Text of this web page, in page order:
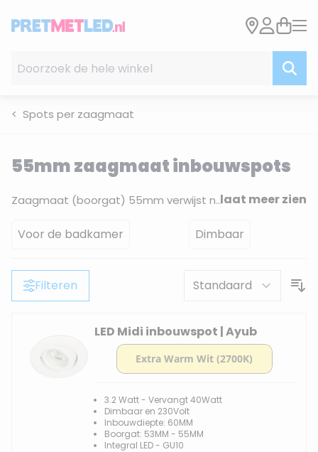
Spots per zaagmaat
55mm zaagmaat inbouwspots
Zaagmaat (boorgat) 55mm verwijst naar een ronde uitsparing met eenlaat meer zien
Voor de badkamer Dimbaar
Filteren
LED Midi inbouwspot | Ayub
3.2 Watt - Vervangt 40Watt
Dimbaar en 230Volt
Inbouwdiepte: 60MM
Boorgat: 53MM - 55MM
Integral LED - GU10